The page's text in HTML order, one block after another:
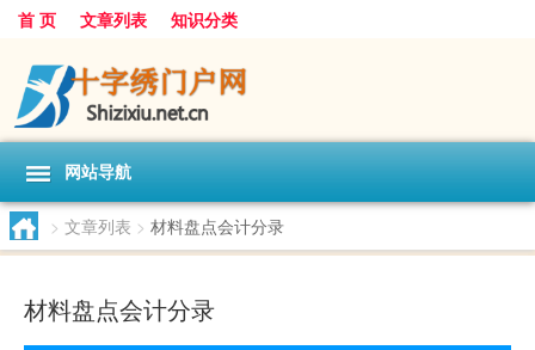
首 页 文章列表 知识分类
网站导航
> 文章列表 > 材料盘点会计分录
材料盘点会计分录